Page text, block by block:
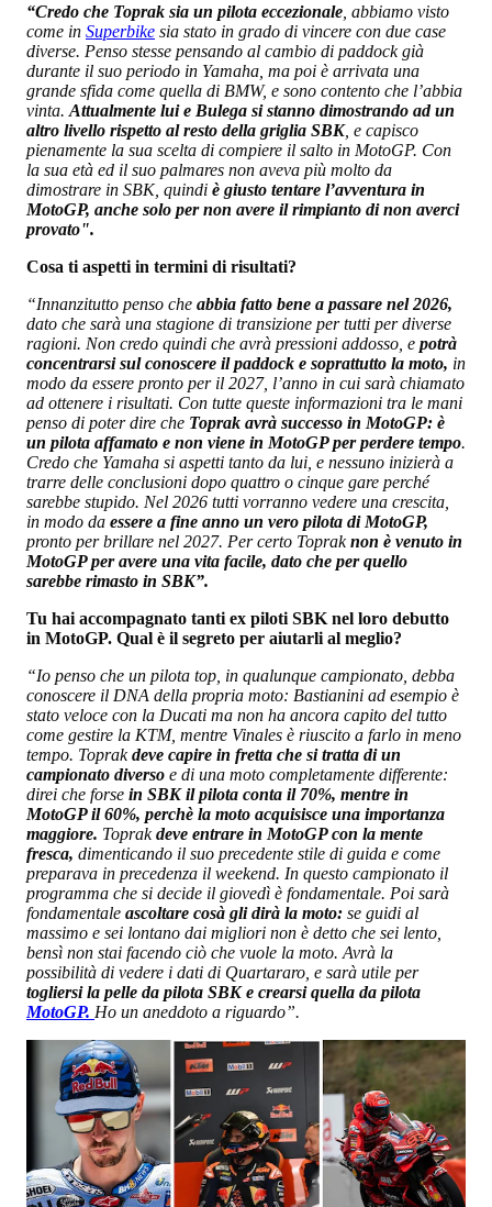
“Credo che Toprak sia un pilota eccezionale , abbiamo visto
come in Superbike sia stato in grado di vincere con due case
diverse. Penso stesse pensando al cambio di paddock già
durante il suo periodo in Yamaha, ma poi è arrivata una
grande sfida come quella di BMW, e sono contento che l’abbia
vinta. Attualmente lui e Bulega si stanno dimostrando ad un
altro livello rispetto al resto della griglia SBK, e capisco
pienamente la sua scelta di compiere il salto in MotoGP. Con
la sua età ed il suo palmares non aveva più molto da
dimostrare in SBK, quindi è giusto tentare l’avventura in
MotoGP, anche solo per non avere il rimpianto di non averci
provato".
Cosa ti aspetti in termini di risultati?
“Innanzitutto penso che abbia fatto bene a passare nel 2026,
dato che sarà una stagione di transizione per tutti per diverse
ragioni. Non credo quindi che avrà pressioni addosso, e potrà
concentrarsi sul conoscere il paddock e soprattutto la moto, in
modo da essere pronto per il 2027, l’anno in cui sarà chiamato
ad ottenere i risultati. Con tutte queste informazioni tra le mani
penso di poter dire che Toprak avrà successo in MotoGP: è
un pilota affamato e non viene in MotoGP per perdere tempo.
Credo che Yamaha si aspetti tanto da lui, e nessuno inizierà a
trarre delle conclusioni dopo quattro o cinque gare perché
sarebbe stupido. Nel 2026 tutti vorranno vedere una crescita,
in modo da essere a fine anno un vero pilota di MotoGP,
pronto per brillare nel 2027. Per certo Topraknon è venuto in
MotoGP per avere una vita facile, dato che per quello
sarebbe rimasto in SBK”.
Tu hai accompagnato tanti ex piloti SBK nel loro debutto
in MotoGP. Qual è il segreto per aiutarli al meglio?
“Io penso che un pilota top, in qualunque campionato, debba
conoscere il DNA della propria moto: Bastianini ad esempio è
stato veloce con la Ducati ma non ha ancora capito del tutto
come gestire la KTM, mentre Vinales è riuscito a farlo in meno
tempo. Toprakdeve capire in fretta che si tratta di un
campionato diverso e di una moto completamente differente:
direi che forse in SBK il pilota conta il 70%, mentre in
MotoGP il 60%, perchè la moto acquisisce una importanza
maggiore. Toprakdeve entrare in MotoGP con la mente
fresca, dimenticando il suo precedente stile di guida e come
preparava in precedenza il weekend. In questo campionato il
programma che si decide il giovedì è fondamentale. Poi sarà
fondamentale ascoltare cosà gli dirà la moto: se guidi al
massimo e sei lontano dai migliori non è detto che sei lento,
bensì non stai facendo ciò che vuole la moto. Avrà la
possibilità di vedere i dati di Quartararo, e sarà utile per
togliersi la pelle da pilota SBK e crearsi quella da pilota
MotoGP. Ho un aneddoto a riguardo”.